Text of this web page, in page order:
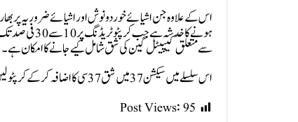
اس کے علاوہ جن اشیائے خوردونوش اور اشیائے ضروریہ پر
سے متعلق کیپیٹل گین کی شق شامل کیے جانے کا امکان ہے۔
اس سلسلے میں سیکشن 37 میں شق 37 سی کا اضافہ کر کے کرپٹو لین دین سے کیپیٹل گین وصول کیا جا سکتا ہے۔
Post Views:95